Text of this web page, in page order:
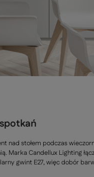
nad stołem podczas
Marka Candellux Lighting
gwint E27, więc dobór